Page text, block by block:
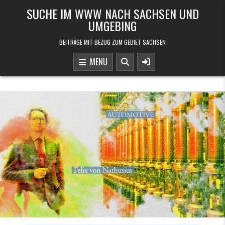
SUCHE IM WWW NACH SACHSEN UND
UMGEBING
BEITRÄGE MIT BEZUG ZUM GEBIET SACHSEN
MENU